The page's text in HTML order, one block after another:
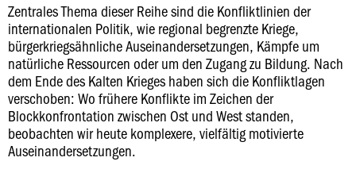
Zentrales Thema dieser Reihe sind die Konfliktlinien der
internationalen Politik, wie regional begrenzte Kriege,
bürgerkriegsähnliche Auseinandersetzungen, Kämpfe um
natürliche Ressourcen oder um den Zugang zu Bildung. Nach
dem Ende des Kalten Krieges haben sich die Konfliktlagen
verschoben: Wo frühere Konflikte im Zeichen der
Blockkonfrontation zwischen Ost und West standen,
beobachten wir heute komplexere, vielfältig motivierte
Auseinandersetzungen.